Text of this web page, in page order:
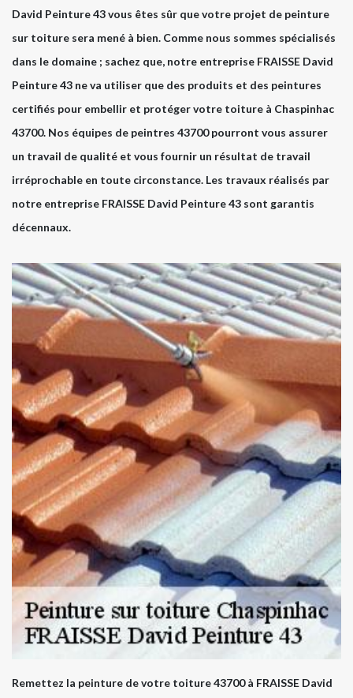
David Peinture 43 vous êtes sûr que votre projet de peinture
sur toiture sera mené à bien. Comme nous sommes spécialisés
dans le domaine ; sachez que, notre entreprise FRAISSE David
Peinture 43 ne va utiliser que des produits et des peintures
certifiés pour embellir et protéger votre toiture à Chaspinhac
43700. Nos équipes de peintres 43700 pourront vous assurer
un travail de qualité et vous fournir un résultat de travail
irréprochable en toute circonstance. Les travaux réalisés par
notre entreprise FRAISSE David Peinture 43 sont garantis
décennaux.
Remettez la peinture de votre toiture 43700 à FRAISSE David